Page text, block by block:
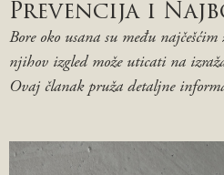
Prevencija i
Bore oko usana su među
njihov izgled može uticati na
Ovaj članak pruža detaljne